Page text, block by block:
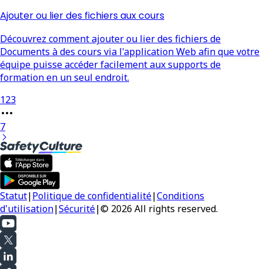
Ajouter ou lier des fichiers aux cours
Découvrez comment ajouter ou lier des fichiers de
Documents à des cours via l'application Web afin que votre
équipe puisse accéder facilement aux supports de
formation en un seul endroit.
123
7
Statut|Politique de confidentialité|Conditions
d'utilisation|Sécurité|© 2026 All rights reserved.